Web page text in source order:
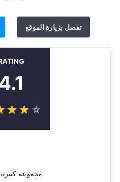
تفضل بزيارة الموقع
☆☆ ☆
★★ ★
مجموعة كبيرة